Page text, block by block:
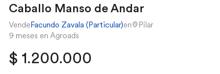
Caballo Manso de Andar
VendeFacundo Zavala (Particular)en
Pilar
9 meses en Agroads
$ 1.200.000